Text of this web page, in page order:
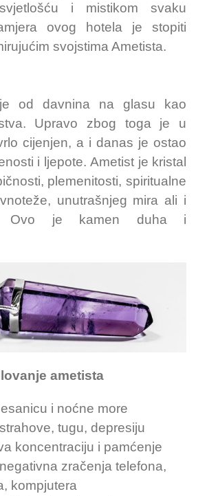
i mistikom svaku
ovog hotela je stopiti
svojstima Ametista.
od davnina na glasu kao
Upravo zbog toga je u
cijenjen, a i danas je ostao
i ljepote. Ametist je kristal
plemenitosti, spiritualne
unutrašnjeg mira ali i
Ovo je kamen duha i
ametista
i noćne more
tugu, depresiju
koncentraciju i pamćenje
zračenja telefona,
kompjutera